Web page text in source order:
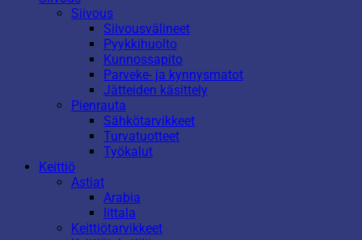
Siivous
Siivousvälineet
Pyykkihuolto
Kunnossapito
Parveke- ja kynnysmatot
Jätteiden käsittely
Pienrauta
Sähkötarvikkeet
Turvatuotteet
Työkalut
Keittiö
Astiat
Arabia
Iittala
Keittiötarvikkeet